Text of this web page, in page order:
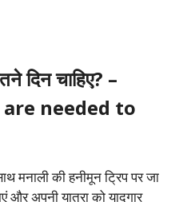
दिन चाहिए? –
needed to
मनाली की हनीमून ट्रिप पर जा
और अपनी यात्रा को यादगार